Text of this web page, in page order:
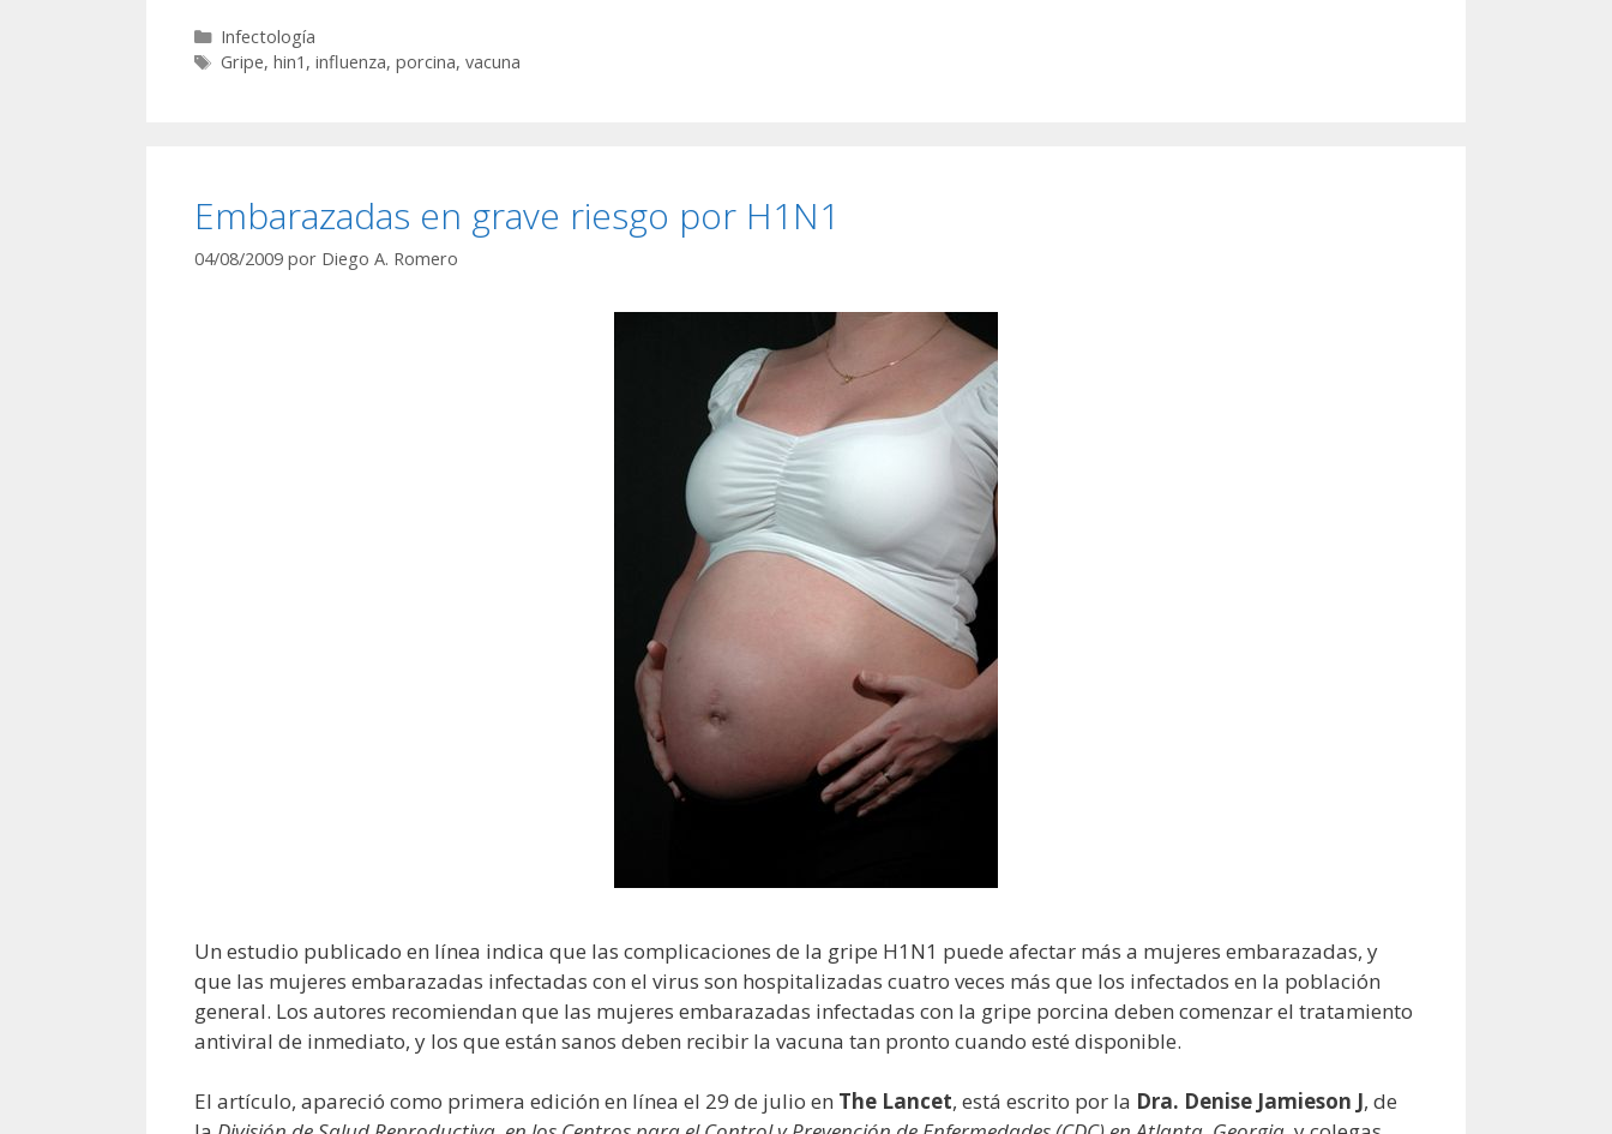
Categorías
Infectología
Etiquetas
Gripe, hin1 , influenza, porcina, vacuna
Embarazadas en grave riesgo por H1N1
04/08/2009 por Diego A. Romero
Un estudio publicado en línea indica que las complicaciones de la gripe H1N1 puede afectar más a mujeres embarazadas, y
que las mujeres embarazadas infectadas con el virus son hospitalizadas cuatro veces más que los infectados en la población
general. Los autores recomiendan que las mujeres embarazadas infectadas con la gripe porcina deben comenzar el tratamiento
antiviral de inmediato, y los que están sanos deben recibir la vacuna tan pronto cuando esté disponible.
El artículo, apareció como primera edición en línea el 29 de julio en The Lancet, está escrito por la Dra. Denise Jamieson J, de